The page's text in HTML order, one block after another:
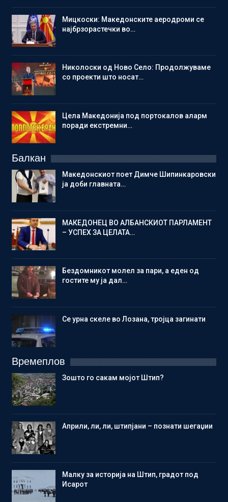
Мицкоски: Македонските аеродроми се
најбрзорастечки во…
Николоски од Ново Село: Продолжуваме
со проекти што носат…
Цела Македонија под портокалов аларм
поради екстремни…
Балкан
Македонскиот поет Димче Шипинкаровски
ја доби главната…
МАКЕДОНЕЦ ВО АЛБАНСКИОТ ПАРЛАМЕНТ
– УСПЕХ ЗА ЦЕЛАТА…
Бездомникот молел за пари, а еден од
гостите му ја дал…
Се урна скеле во Лозана, тројца загинати
Времеплов
Зошто го сакам мојот Штип?
Aприли, ли, ли, штипјани – познати шегаџии
Малку за историја на Штип, градот под
Исарот